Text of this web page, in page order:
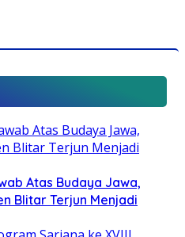
Atas Budaya Jawa,
Blitar Terjun Menjadi